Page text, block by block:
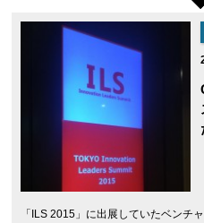
「ILS 2015」に出展していたベンチ